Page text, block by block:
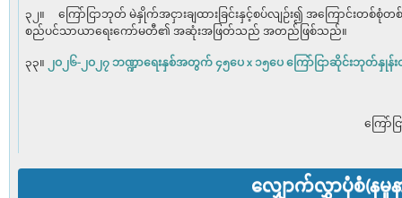
၃၂။ ကြော်ငြာဘုတ် မဲနှိုက်အငှားချထားခြင်းနှင့်စပ်လျဉ်း၍ အကြောင်းတစ်စုံတ
စည်ပင်သာယာရေးကော်မတီ၏ အဆုံးအဖြတ်သည် အတည်ဖြစ်သည်။
၃၃။ ၂ဝ၂၆-၂ဝ၂၇ ဘဏ္ဍာရေးနှစ်အတွက် ၄၅ပေ x ၁၅ပေ ကြော်ငြာဆိုင်းဘုတ်နှုန်း
ကြော်
လျှောက်လွှာပုံစံ(နမူန